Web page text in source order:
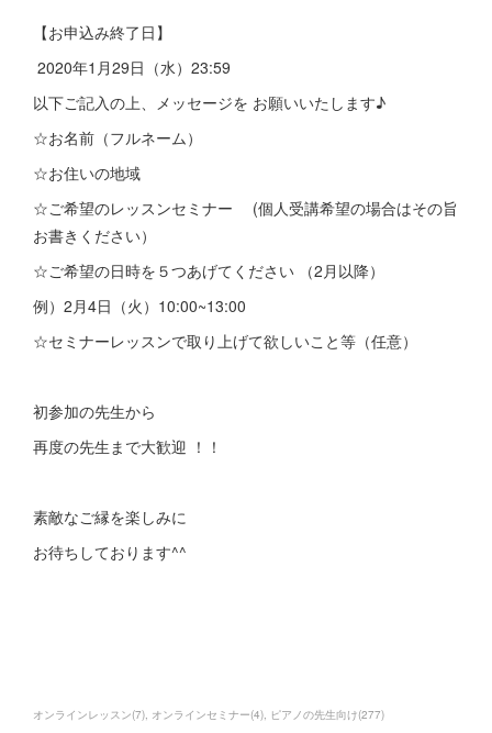
【お申込み終了日】
2020年1月29日（水）23:59
以下ご記入の上、メッセージを お願いいたします♪
☆お名前（フルネーム）
☆お住いの地域
☆ご希望のレッスンセミナー (個人受講希望の場合はその旨
お書きください）
☆ご希望の日時を５つあげてください （2月以降）
例）2月4日（火）10:00~13:00
☆セミナーレッスンで取り上げて欲しいこと等（任意）
初参加の先生から
再度の先生まで大歓迎 ！！
素敵なご縁を楽しみに
お待ちしております^^
オンラインレッスン(7) オンラインセミナー(4) ピアノの先生向け(277)